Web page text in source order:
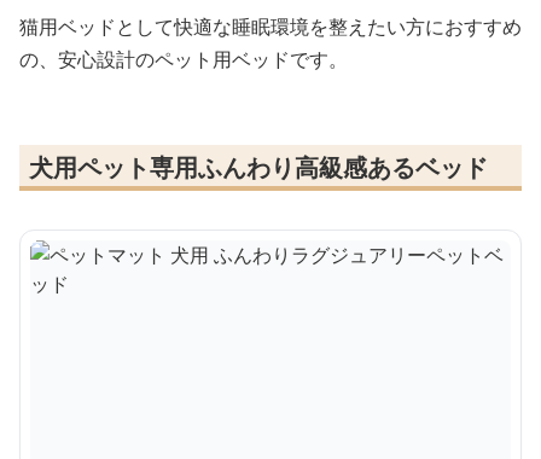
猫用ベッドとして快適な睡眠環境を整えたい方におすすめ
の、安心設計のペット用ベッドです。
犬用ペット専用ふんわり高級感あるベッド